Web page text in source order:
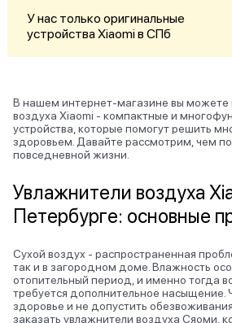
У нас только оригинальные
устройства Xiaomi в СПб
В нашем интернет-магазине вы можете
воздуха Xiaomi - компактные и
устройства, которые помогут решить
здоровьем. Давайте рассмотрим, чем
повседневной жизни.
Увлажнители воздуха
Петербурге: основные
Сухой воздух - распространенная
так и в загородном доме. Влажность
отопительный период, и именно тогда
требуется дополнительное насыщение.
здоровье и не допустить
заказать увлажнители воздуха Сяоми,